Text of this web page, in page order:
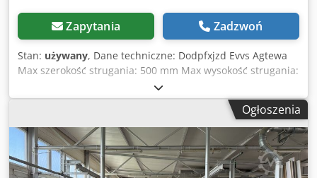
Zapytania Zadzwoń
Stan: używany, Dane techniczne: Dodpfxjzd Evvs Agtewa
Max szerokość strugania: 500 mm Max wysokość strugania:
250 mm Średnica wału nożowego: 110 mm Ilość noży: 3 2
prędkości posuwu Podnoszenie ręczne Zasilanie: 380 V
Moc silnika: 4 kW Wymiary całkowite: Długość: 1000 mm
Szerokość: 1100 mm Wysokość: 1400 mm
Ogłoszenia